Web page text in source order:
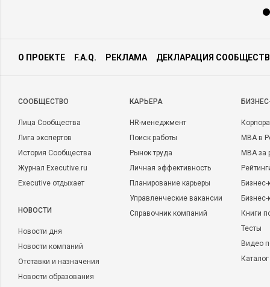
О ПРОЕКТЕ F.A.Q. РЕКЛАМА ДЕКЛАРАЦИЯ
CООБЩЕСТВО
Лица Сообщества
Лига экспертов
История Сообщества
Журнал Executive.ru
Executive отдыхает
НОВОСТИ
Новости дня
Новости компаний
Отставки и назначения
Новости образования
КАРЬЕРА
HR-менеджмент
Поиск работы
Рынок труда
Личная эффективность
Планирование карьеры
Управленческие вакансии
Справочник компаний
MBA в
MBA
Бизнес-
Книги
Тесты
Видео